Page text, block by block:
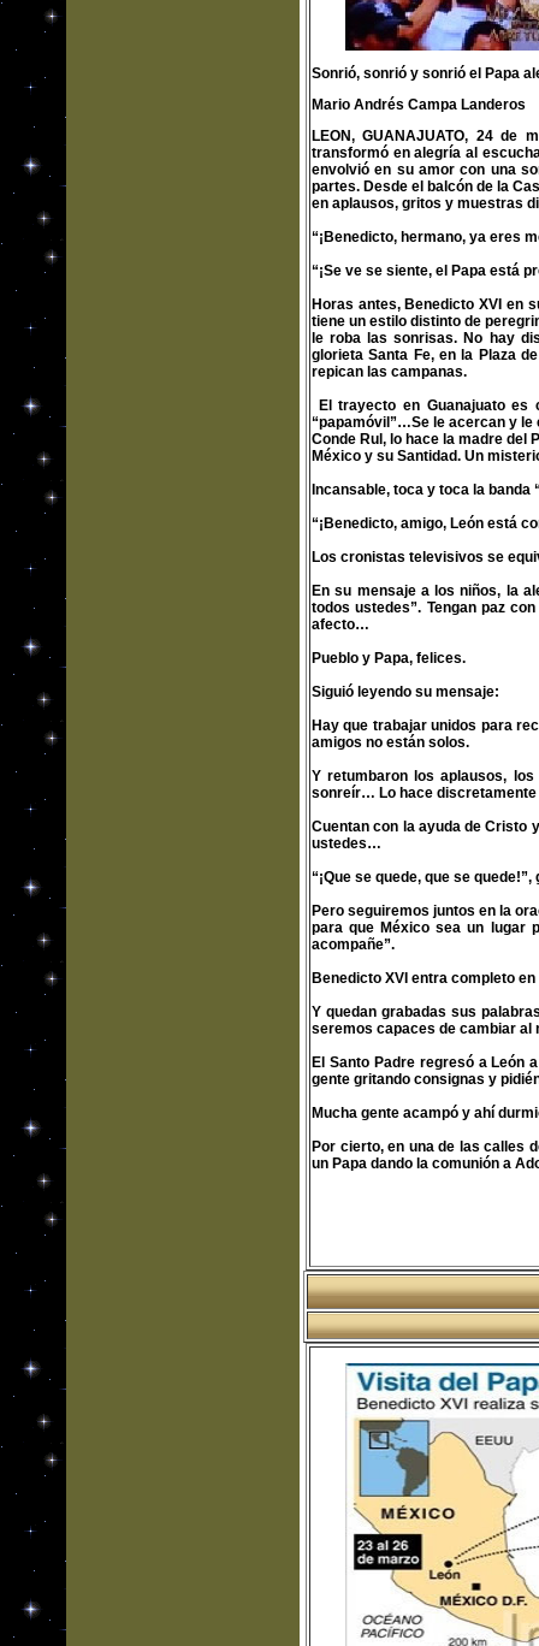
Sonrió, sonrió y sonrió el Papa
Mario Andrés Campa Landeros
LEON, GUANAJUATO, 24 de
transformó en alegría al
envolvió en su amor con una
partes. Desde el balcón de la
en aplausos, gritos y muestras
“¡Benedicto, hermano, ya eres
“¡Se ve se siente, el Papa está
Horas antes, Benedicto XVI en
tiene un estilo distinto de
le roba las sonrisas. No hay
glorieta Santa Fe, en la Plaza
repican las campanas.
El trayecto en Guanajuato
“papamóvil”…Se le acercan y le
Conde Rul, lo hace la madre del
México y su Santidad. Un
Incansable, toca y toca la banda
“¡Benedicto, amigo, León está
Los cronistas televisivos se
En su mensaje a los niños, la
todos ustedes”. Tengan paz
afecto…
Pueblo y Papa, felices.
Siguió leyendo su mensaje:
Hay que trabajar unidos para
amigos no están solos.
Y retumbaron los aplausos,
sonreír… Lo hace discretamente
Cuentan con la ayuda de Cristo
ustedes…
“¡Que se quede, que se
Pero seguiremos juntos en la
para que México sea un lugar
acompañe”.
Benedicto XVI entra completo
Y quedan grabadas sus
seremos capaces de cambiar al
El Santo Padre regresó a León
gente gritando consignas y
Mucha gente acampó y ahí
Por cierto, en una de las calles
un Papa dando la comunión a